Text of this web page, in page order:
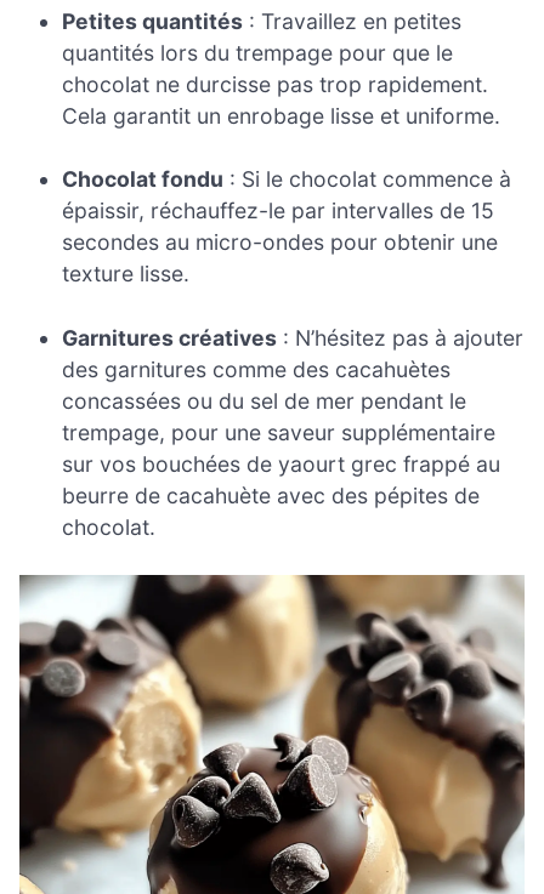
Petites quantités : Travaillez en petites
quantités lors du trempage pour que le
chocolat ne durcisse pas trop rapidement.
Cela garantit un enrobage lisse et uniforme.
Chocolat fondu : Si le chocolat commence à
épaissir, réchauffez-le par intervalles de 15
secondes au micro-ondes pour obtenir une
texture lisse.
Garnitures créatives : N’hésitez pas à ajouter
des garnitures comme des cacahuètes
concassées ou du sel de mer pendant le
trempage, pour une saveur supplémentaire
sur vos bouchées de yaourt grec frappé au
beurre de cacahuète avec des pépites de
chocolat.